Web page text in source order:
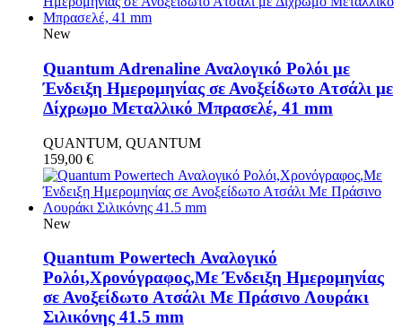
New
Quantum Adrenaline Αναλογικό Ρολόι με
Ένδειξη Ημερομηνίας σε Ανοξείδωτο Ατσάλι με
Δίχρωμο Μεταλλικό Μπρασελέ, 41 mm
QUANTUM, QUANTUM
159,00 €
New
Quantum Powertech Αναλογικό
Ρολόι,Χρονόγραφος,Με Ένδειξη Ημερομηνίας
σε Ανοξείδωτο Ατσάλι Με Πράσινο Λουράκι
Σιλικόνης 41.5 mm